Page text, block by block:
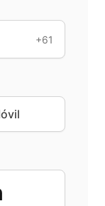
+61